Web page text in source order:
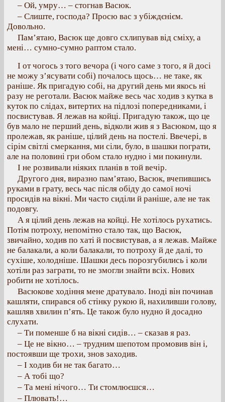
– Ой, умру… – стогнав Васюк.
– Слиште, господа? Просю вас з убіждєнієм.
Довольно.
Пам’ятаю, Васюк ще довго схлипував від сміху, а
мені… сумно-сумно раптом стало.
І от чогось з того вечора (і чого саме з того, я й досі
не можу з’ясувати собі) почалось щось… не таке, як
раніше. Як пригадую собі, на другий день ми якось ні
разу не реготали. Васюк майже весь час ходив з кутка в
куток по слідах, витертих на підлозі попередниками, і
посвистував. Я лежав на койці. Пригадую також, що це
був мало не перший день, відколи жив я з Васюком, що я
пролежав, як раніше, цілий день на постелі. Ввечері, в
сірім світлі смеркання, ми сіли, було, в шашки пограти,
але на половині гри обом стало нудно і ми покинули.
І не розвивали ніяких планів в той вечір.
Другого дня, виразно пам’ятаю, Васюк, вчепившись
руками в грату, весь час після обіду до самої ночі
просидів на вікні. Ми часто сиділи й раніше, але не так
подовгу.
А я цілий день лежав на койці. Не хотілось рухатись.
Потім потроху, непомітно стало так, що Васюк,
звичайно, ходив по хаті й посвистував, а я лежав. Майже
не балакали, а коли балакали, то потроху й де далі, то
сухіше, холодніше. Шашки десь порозгубились і коли
хотіли раз заграти, то не змогли знайти всіх. Нових
робити не хотілось.
Васюкове ходіння мене дратувало. Іноді він починав
кашляти, спирався об стінку рукою й, нахиливши голову,
кашляв хвилин п’ять. Це також було нудно й досадно
слухати.
– Ти поменше б на вікні сидів… – сказав я раз.
– Це не вікно… – трудним шепотом промовив він і,
постоявши ще трохи, знов заходив.
– І ходив би не так багато…
– А тобі що?
– Та мені нічого… Ти стомлюєшся…
– Плювать!…